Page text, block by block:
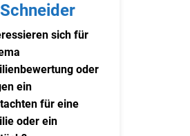
sich für
oder
ein
für eine
oder ein